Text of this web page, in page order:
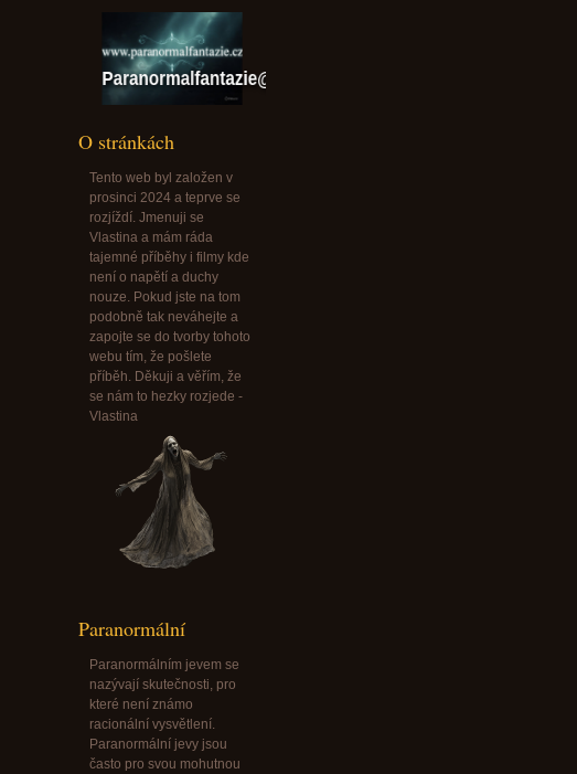
Paranormalfantazie@paranormalfantazie.cz
O stránkách
Tento web byl založen v
prosinci 2024 a teprve se
rozjíždí. Jmenuji se
Vlastina a mám ráda
tajemné příběhy i filmy kde
není o napětí a duchy
nouze. Pokud jste na tom
podobně tak neváhejte a
zapojte se do tvorby tohoto
webu tím, že pošlete
příběh. Děkuji a věřím, že
se nám to hezky rozjede -
Vlastina
Paranormální
Paranormálním jevem se
nazývají skutečnosti, pro
které není známo
racionální vysvětlení.
Paranormální jevy jsou
často pro svou mohutnou